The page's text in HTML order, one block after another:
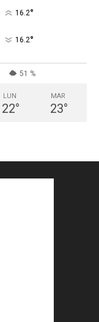
16.2°
16.2°
51 %
LUN
22°
MAR
23°